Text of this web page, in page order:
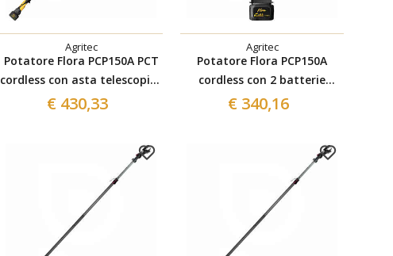
Agritec
Potatore Flora PCP150A PCT
cordless con asta telescopica
e batteria Agritec
€ 430,33
Agritec
Potatore Flora PCP150A
cordless con 2 batterie
Agritec
€ 340,16